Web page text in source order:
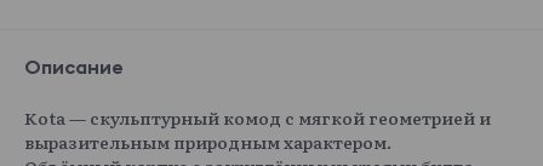
Описание
Kota — скульптурный комод с мягкой геометрией и
выразительным природным характером.